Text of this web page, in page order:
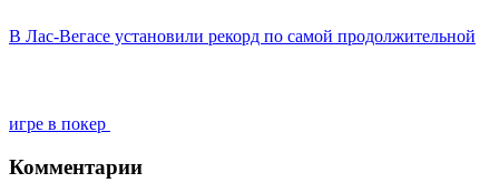
В Лас-Вегасе установили рекорд по самой продолжительной
игре в покер
Комментарии